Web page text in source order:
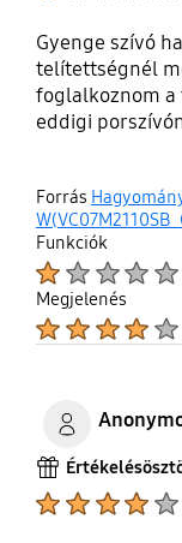
Gyenge szívó
telítettségnél
foglalkoznom
eddigi
kezelhető
illesztés,
szedni. Teljes
alkalommal
bokrot!
használni,
honlapotokon
Forrás
Funkciók
Megjelenés